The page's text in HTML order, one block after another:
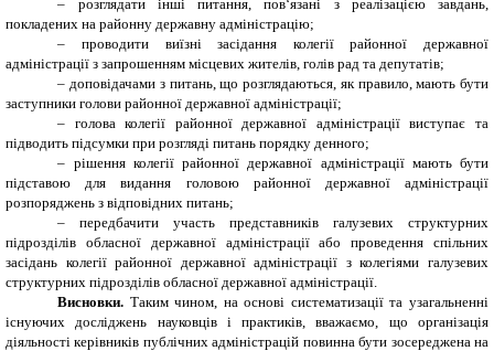
– розглядати інші питання, пов‘язані з реалізацією завдань,
покладених на районну державну адміністрацію;
– проводити виїзні засідання колегії районної державної
адміністрації з запрошенням місцевих жителів, голів рад та депутатів;
– доповідачами з питань, що розглядаються, як правило, мають бути
заступники голови районної державної адміністрації;
– голова колегії районної державної адміністрації виступає та
підводить підсумки при розгляді питань порядку денного;
– рішення колегії районної державної адміністрації мають бути
підставою для видання головою районної державної адміністрації
розпоряджень з відповідних питань;
– передбачити участь представників галузевих структурних
підрозділів обласної державної адміністрації або проведення спільних
засідань колегії районної державної адміністрації з колегіями галузевих
структурних підрозділів обласної державної адміністрації.
Висновки. Таким чином, на основі систематизації та узагальненні
існуючих досліджень науковців і практиків, вважаємо, що організація
діяльності керівників публічних адміністрацій повинна бути зосереджена на